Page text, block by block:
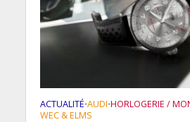
ACTUALITÉ•AUDI•HORLOGERIE /
WEC & ELMS